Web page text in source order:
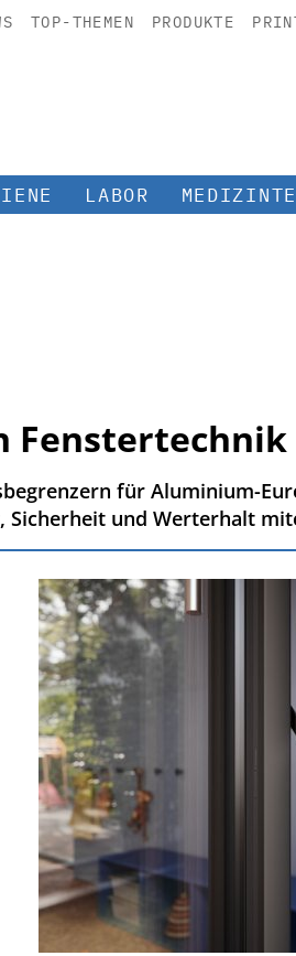
TOP-THEMEN PRODUKTE
LABOR
Fenstertechnik
für Aluminium-
und Werterhalt